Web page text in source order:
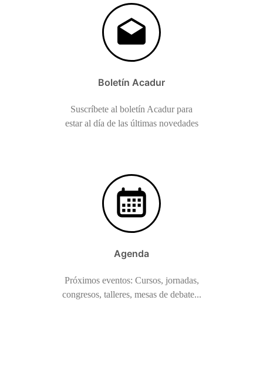
Boletín Acadur
Suscríbete al boletín Acadur para
estar al día de las últimas novedades
Agenda
Próximos eventos: Cursos, jornadas,
congresos, talleres, mesas de debate...